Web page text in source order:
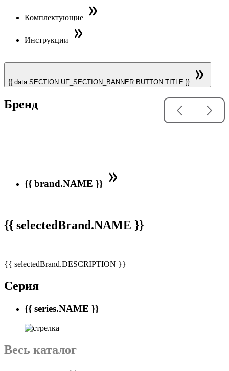
Комплектующие
Инструкции
{{ data.SECTION.UF_SECTION_BANNER.BUTTON.TITLE }}
Бренд
{{ brand.NAME }}
{{ selectedBrand.NAME }}
{{ selectedBrand.DESCRIPTION }}
Серия
{{ series.NAME }}
Весь каталог